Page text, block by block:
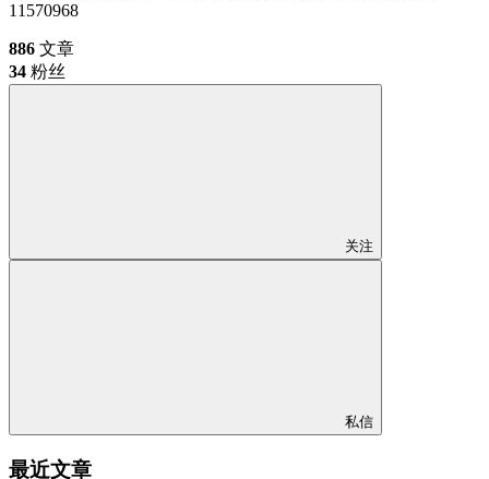
11570968
886 文章
34 粉丝
关注
私信
最近文章